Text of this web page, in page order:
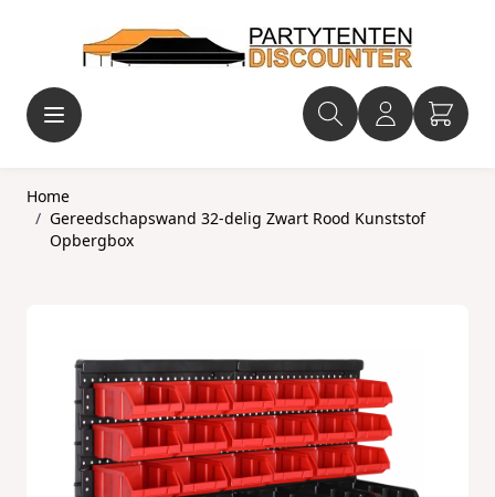
Home
/ Gereedschapswand 32-delig Zwart Rood Kunststof
Opbergbox